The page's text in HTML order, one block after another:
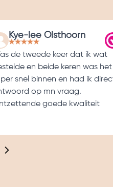
Kye-lee Olsthoorn
de tweede keer dat ik wat
en beide keren was het
snel binnen en had ik
op mn vraag.
goede kwaliteit